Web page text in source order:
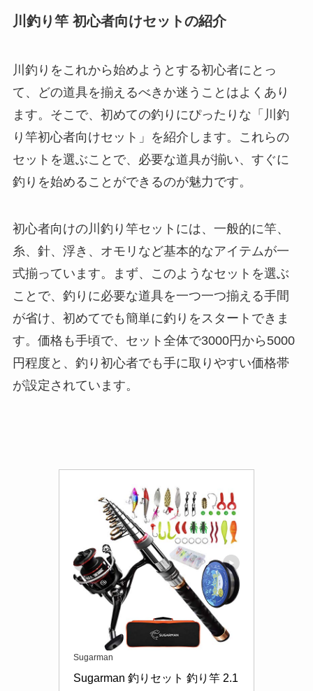
川釣り竿 初心者向けセットの紹介
川釣りをこれから始めようとする初心者にとっ
て、どの道具を揃えるべきか迷うことはよくあり
ます。そこで、初めての釣りにぴったりな「川釣
り竿初心者向けセット」を紹介します。これらの
セットを選ぶことで、必要な道具が揃い、すぐに
釣りを始めることができるのが魅力です。
初心者向けの川釣り竿セットには、一般的に竿、
糸、針、浮き、オモリなど基本的なアイテムが一
式揃っています。まず、このようなセットを選ぶ
ことで、釣りに必要な道具を一つ一つ揃える手間
が省け、初めてでも簡単に釣りをスタートできま
す。価格も手頃で、セット全体で3000円から5000
円程度と、釣り初心者でも手に取りやすい価格帯
が設定されています。
Sugarman
Sugarman 釣りセット 釣り竿 2.1